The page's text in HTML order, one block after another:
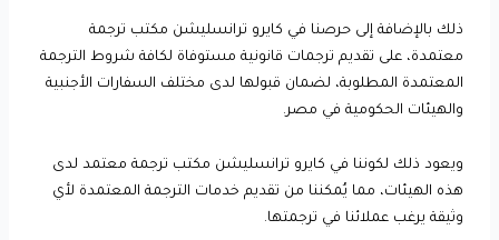
ذلك بالإضافة إلى حرصنا في كايرو ترانسليشن مكتب ترجمة
معتمدة، على تقديم ترجمات قانونية مستوفاة لكافة شروط الترجمة
المعتمدة المطلوبة، لضمان قبولها لدى مختلف السفارات الأجنبية
والهيئات الحكومية في مصر.
ويعود ذلك لكوننا في كايرو ترانسليشن مكتب ترجمة معتمد لدى
هذه الهيئات، مما يُمكننا من تقديم خدمات الترجمة المعتمدة لأي
وثيقة يرغب عملائنا في ترجمتها.